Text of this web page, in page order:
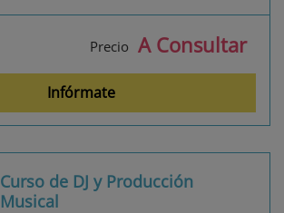
Precio A Consultar
Infórmate
Curso de DJ y Producción
Musical